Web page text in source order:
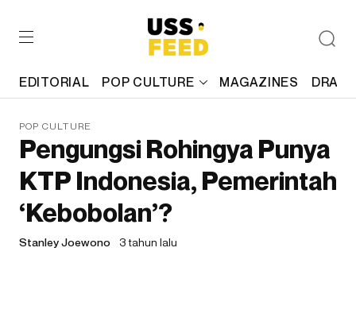
EDITORIAL POP CULTURE MAGAZINES
POP CULTURE
Pengungsi Rohingya Punya
KTP Indonesia, Pemerintah
‘Kebobolan’?
Stanley Joewono 3 tahun lalu